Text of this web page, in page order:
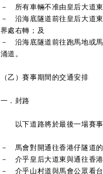
－ 所有車輛不准由皇后大道
－ 沿海底隧道前往皇后大道
界處右轉；及
－ 沿海底隧道前往跑馬地或
涌道。
（乙）賽事期間的交通安排
一．封路
以下道路將於最後一場賽事
－ 馬會對開通往香港仔隧道
－ 介乎皇后大道東與通往香
－ 介乎山村道與馬會公眾看